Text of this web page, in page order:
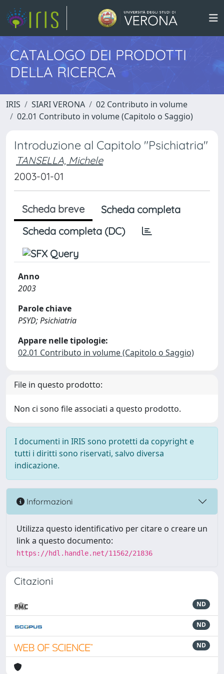
CATALOGO DEI PRODOTTI
DELLA RICERCA
IRIS SIARI VERONA
02 Contributo in volume
02.01 Contributo in volume (Capitolo o Saggio)
Introduzione al Capitolo "Psichiatria"
TANSELLA, Michele
2003-01-01
Scheda breve
Scheda completa
Scheda completa (DC)
Anno
2003
Parole chiave
PSYD; Psichiatria
Appare nelle tipologie:
02.01 Contributo in volume (Capitolo o Saggio)
File in questo prodotto:
Non ci sono file associati a questo prodotto.
I documenti in IRIS sono protetti da copyright e
tutti i diritti sono riservati, salvo diversa
indicazione.
Informazioni
Utilizza questo identificativo per citare o creare un
link a questo documento:
https://hdl.handle.net/11562/21836
Citazioni
ND
ND
ND